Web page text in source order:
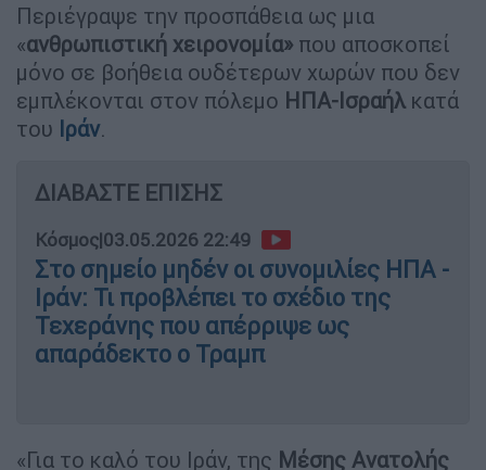
Περιέγραψε την προσπάθεια ως μια
«ανθρωπιστική χειρονομία» που αποσκοπεί
μόνο σε βοήθεια ουδέτερων χωρών που δεν
εμπλέκονται στον πόλεμο ΗΠΑ-Ισραήλ κατά
του Ιράν.
ΔΙΑΒΑΣΤΕ ΕΠΙΣΗΣ
Κόσμος|03.05.2026 22:49
Στο σημείο μηδέν οι συνομιλίες ΗΠΑ -
Ιράν: Τι προβλέπει το σχέδιο της
Τεχεράνης που απέρριψε ως
απαράδεκτο ο Τραμπ
«Για το καλό του Ιράν, της Μέσης Ανατολής